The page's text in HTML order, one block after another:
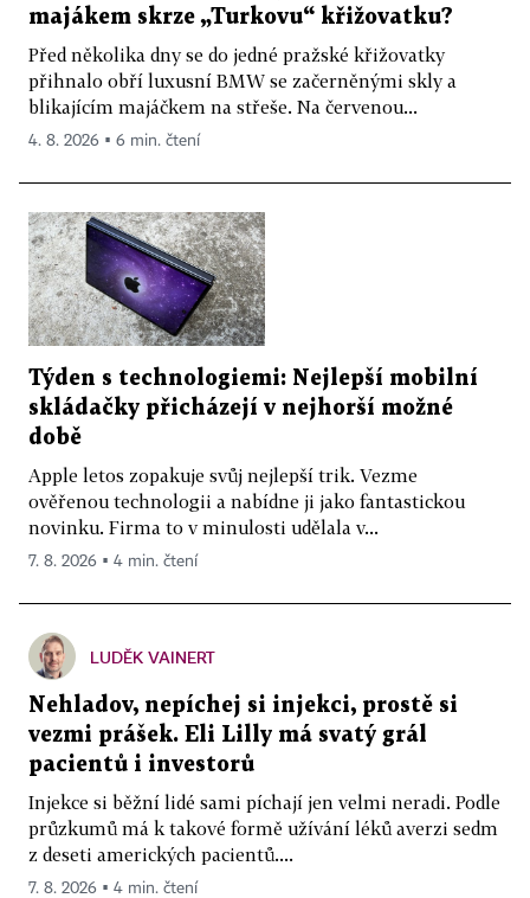
majákem skrze „Turkovu“ křižovatku?
Před několika dny se do jedné pražské křižovatky
přihnalo obří luxusní BMW se začerněnými skly a
blikajícím majáčkem na střeše. Na červenou...
4. 8. 2026 ▪ 6 min. čtení
Týden s technologiemi: Nejlepší mobilní
skládačky přicházejí v nejhorší možné
době
Apple letos zopakuje svůj nejlepší trik. Vezme
ověřenou technologii a nabídne ji jako fantastickou
novinku. Firma to v minulosti udělala v...
7. 8. 2026 ▪ 4 min. čtení
LUDĚK VAINERT
Nehladov, nepíchej si injekci, prostě si
vezmi prášek. Eli Lilly má svatý grál
pacientů i investorů
Injekce si běžní lidé sami píchají jen velmi neradi. Podle
průzkumů má k takové formě užívání léků averzi sedm
z deseti amerických pacientů....
7. 8. 2026 ▪ 4 min. čtení